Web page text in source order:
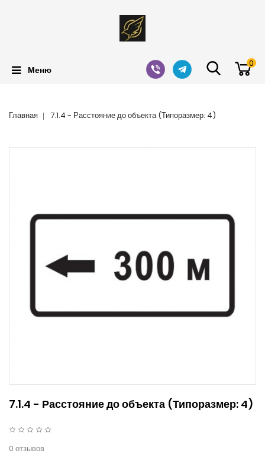
0
Меню
Главная 7.1.4 - Расстояние до объекта (Типоразмер: 4)
7.1.4 - Расстояние до объекта (Типоразмер: 4)
0 отзывов